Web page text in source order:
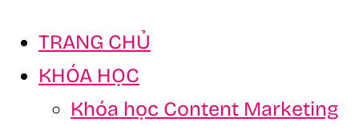
TRANG CHỦ
KHÓA HỌC
Khóa học Content Marketing